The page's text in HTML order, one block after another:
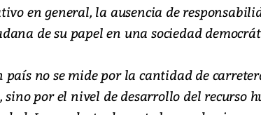
en general, la ausencia de
de su papel en una sociedad
país no se mide por la cantidad de
sino por el nivel de desarrollo del recurso